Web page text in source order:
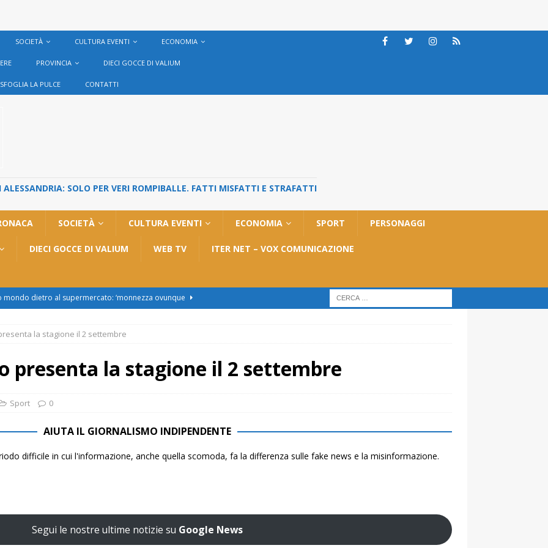
SOCIETÀ CULTURA EVENTI ECONOMIA
PROVINCIA DIECI GOCCE DI VALIUM
SFOGLIA LA PULCE CONTATTI
SOLO PER VERI ROMPIBALLE. FATTI MISFATTI E STRAFATTI
SOCIETÀ CULTURA EVENTI ECONOMIA SPORT PERSONAGGI
DIECI GOCCE DI VALIUM WEB TV ITER NET – VOX COMUNICAZIONE
mondo dietro al supermercato: ‘monnezza ovunque
2, Roggero (Lega): “Il Comune sapeva da novembre, non ci
al Cristo: la Linea 2 trasloca in Corso Marx. Insorgono i
firme”
il sindaco esplode: “Comunicazione vergognosa,
la stagione il 2 settembre
presenta la stagione il 2 settembre
Sport 0
AIUTA IL GIORNALISMO INDIPENDENTE
difficile in cui l'informazione, anche quella scomoda, fa la differenza sulle fake news e la misinformazione.
Segui le nostre ultime notizie su Google News